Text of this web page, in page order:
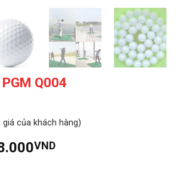
Q004
giá của khách hàng)
VNDGiá